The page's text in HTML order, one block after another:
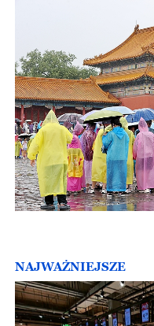
NAJWAŻNIEJSZE